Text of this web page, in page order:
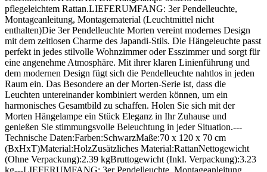
pflegeleichtem Rattan.LIEFERUMFANG: 3er Pendelleuchte,
Montageanleitung, Montagematerial (Leuchtmittel nicht
enthalten)Die 3er Pendelleuchte Morten vereint modernes Design
mit dem zeitlosen Charme des Japandi-Stils. Die Hängeleuchte passt
perfekt in jedes stilvolle Wohnzimmer oder Esszimmer und sorgt für
eine angenehme Atmosphäre. Mit ihrer klaren Linienführung und
dem modernen Design fügt sich die Pendelleuchte nahtlos in jeden
Raum ein. Das Besondere an der Morten-Serie ist, dass die
Leuchten untereinander kombiniert werden können, um ein
harmonisches Gesamtbild zu schaffen. Holen Sie sich mit der
Morten Hängelampe ein Stück Eleganz in Ihr Zuhause und
genießen Sie stimmungsvolle Beleuchtung in jeder Situation.---
Technische Daten:Farben:SchwarzMaße:70 x 120 x 70 cm
(BxHxT)Material:HolzZusätzliches Material:RattanNettogewicht
(Ohne Verpackung):2.39 kgBruttogewicht (Inkl. Verpackung):3.23
kg---LIEFERUMFANG: 3er Pendelleuchte, Montageanleitung,